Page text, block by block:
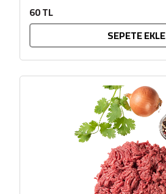
60 TL
SEPETE EKLE